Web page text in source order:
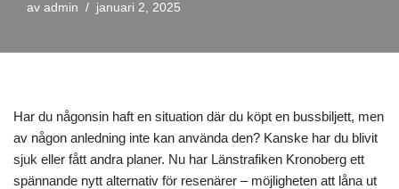
av admin januari 2, 2025
Har du någonsin haft en situation där du köpt en bussbiljett, men
av någon anledning inte kan använda den? Kanske har du blivit
sjuk eller fått andra planer. Nu har Länstrafiken Kronoberg ett
spännande nytt alternativ för resenärer – möjligheten att låna ut